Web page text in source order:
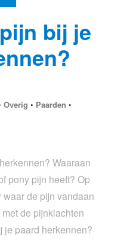
bij je
Overig • Paarden •
Waaraan
pony pijn heeft? Op
de pijn vandaan
de pijnklachten
je paard herkennen?